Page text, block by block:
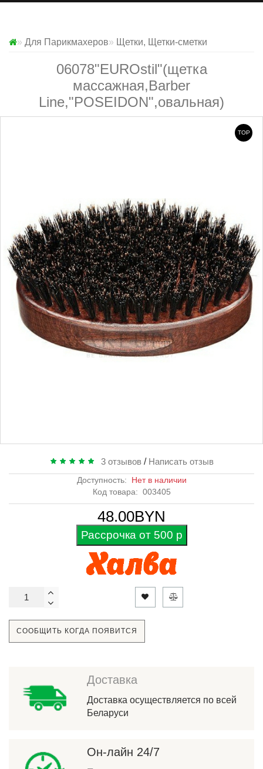
Для Парикмахеров Щетки, Щетки-сметки
06078"EUROstil"(щетка
массажная,Barber
Line,"POSEIDON",овальная)
TOP
3 отзывов / Написать отзыв
Доступность: Нет в наличии
Код товара: 003405
48.00BYN
Рассрочка от 500 р
СООБЩИТЬ КОГДА ПОЯВИТСЯ
Доставка
Доставка осуществляется по всей
Беларуси
Он-лайн 24/7